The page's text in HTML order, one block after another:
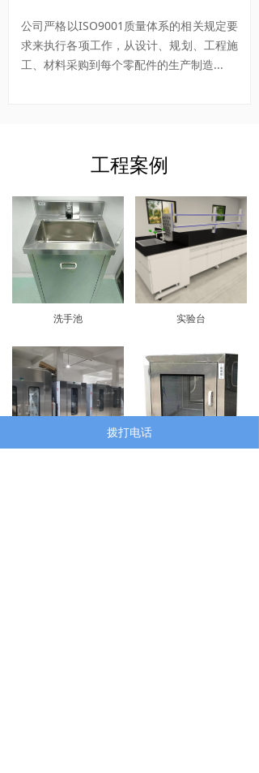
公司严格以ISO9001质量体系的相关规定要
求来执行各项工作，从设计、规划、工程施
工、材料采购到每个零配件的生产制造...
工程案例
洗手池 实验台
拨打电话